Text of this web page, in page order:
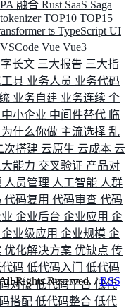
融合 Rust SaaS Saga
tokenizerTOP10 TOP15
ts TypeScript UI
VSCode Vue Vue3
长文 三大报告 三大指
具 业务人员 业务代码
业务自建 业务连续 个
中小企业 中间件替代 临
为什么你做 主流选择 乱
次搭建 云原生 云成本 云
大能力 交叉验证 产品对
人员管理 人工智能 人群
代码复用 代码审查 代码
企业后台 企业应用 企
企业级应用 企业规模 企
优化解决方案 优缺点 传
码 低代码入门 低代码
对接低代码平台 低代
搭配 低代码整合 低代
Rights Reserved. /RSS